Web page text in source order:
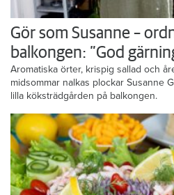
Gör som Susanne –
balkongen: ”God
Aromatiska örter, krispig sallad och
midsommar nalkas plockar Susanne
lilla köksträdgården på balkongen.